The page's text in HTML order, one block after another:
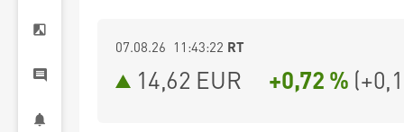
07.08.26 11:43:22 RT
14,62 EUR +0,72 % (